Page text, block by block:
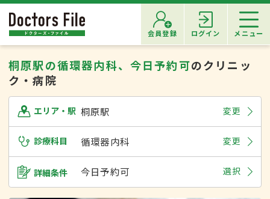
会員登録 ログイン メニュー
桐原駅の循環器内科、今日予約可のクリニッ
ク・病院
エリア・駅 桐原駅 変更
診療科目 循環器内科 変更
詳細条件 今日予約可 選択